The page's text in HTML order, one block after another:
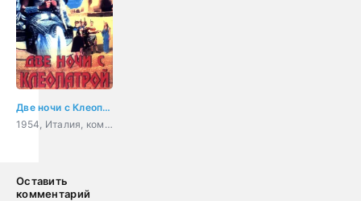
Две ночи с Клеопатрой
1954, Италия, комедия
Оставить
комментарий